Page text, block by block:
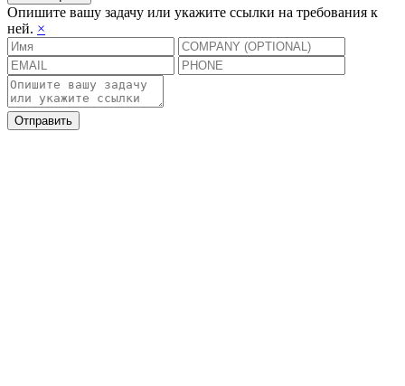
Опишите вашу задачу или укажите ссылки на требования к
ней. ×
Отправить